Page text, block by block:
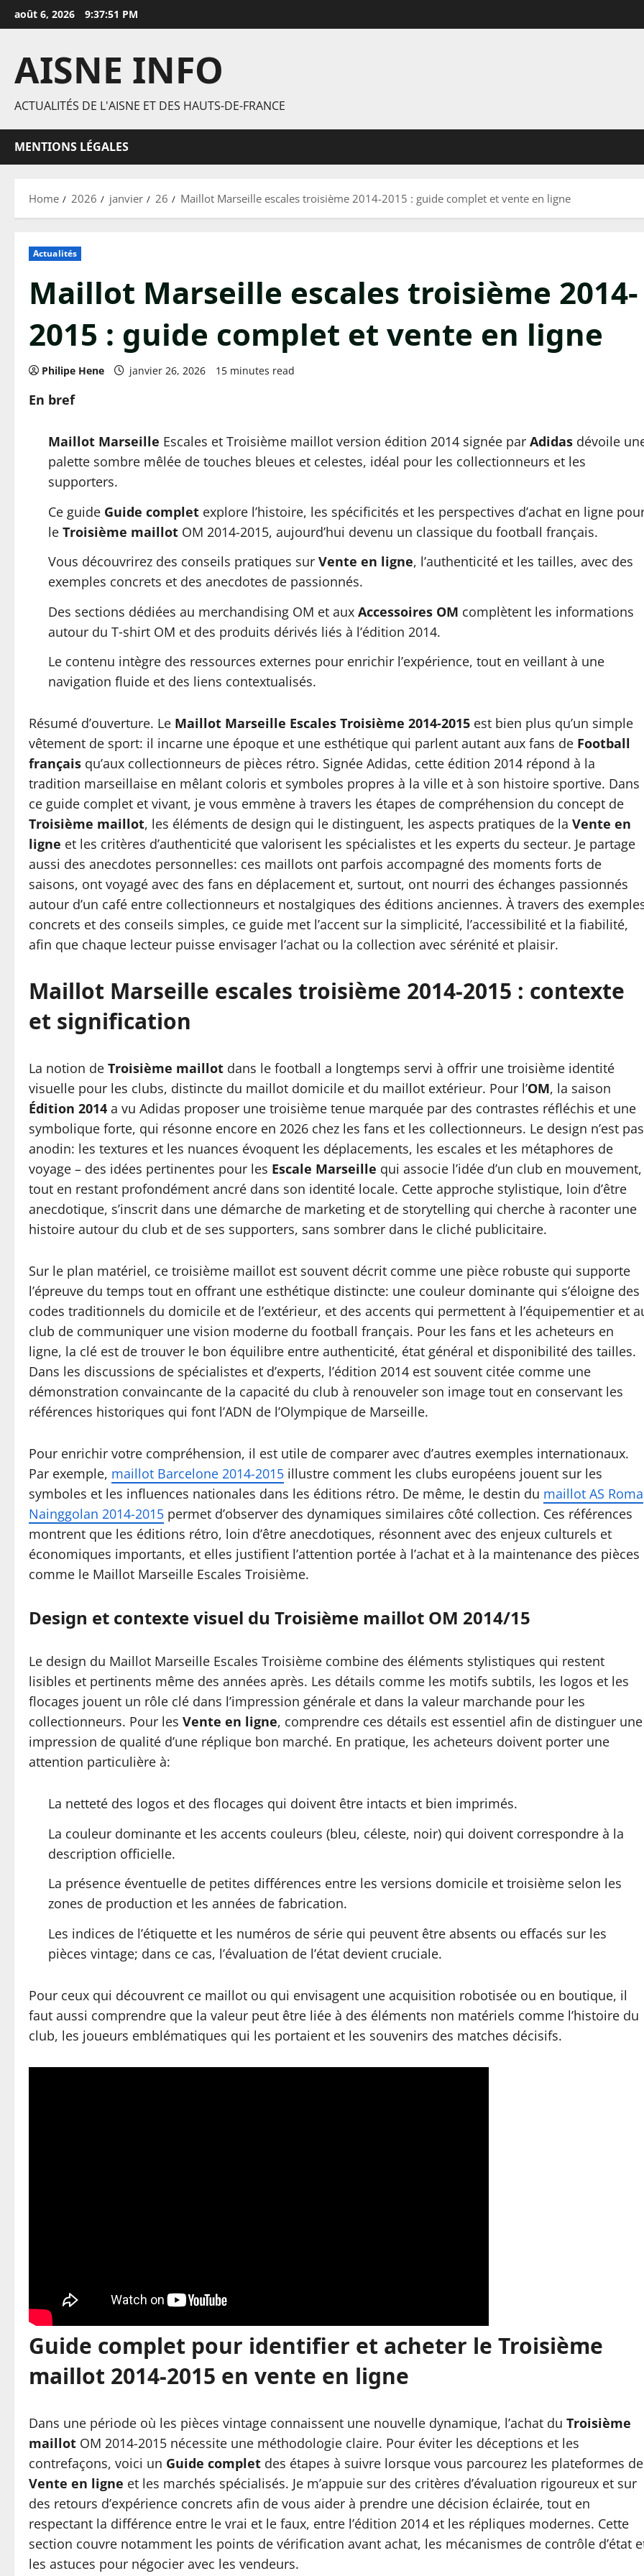
to
août 6, 2026 9:37:52 PM
AISNE INFO
ACTUALITÉS DE L'AISNE ET DES HAUTS-DE-FRANCE
MENTIONS LÉGALES
Home 2026 janvier 26 Maillot Marseille escales troisième 2014-2015 : guide complet et vente en ligne
Actualités
Maillot Marseille escales troisième 2014-
2015 : guide complet et vente en ligne
Philipe Hene janvier 26, 2026 15 minutes read
En bref
Maillot Marseille Escales et Troisième maillot version édition 2014 signée par Adidas dévoile
palette sombre mêlée de touches bleues et celestes, idéal pour les collectionneurs et les
supporters.
Ce guide Guide complet explore l’histoire, les spécificités et les perspectives d’achat en ligne
le Troisième maillot OM 2014-2015, aujourd’hui devenu un classique du football français.
Vous découvrirez des conseils pratiques sur Vente en ligne, l’authenticité et les tailles, avec des
exemples concrets et des anecdotes de passionnés.
Des sections dédiées au merchandising OM et aux Accessoires OM complètent les informations
autour du T‑shirt OM et des produits dérivés liés à l’édition 2014.
Le contenu intègre des ressources externes pour enrichir l’expérience, tout en veillant à une
navigation fluide et des liens contextualisés.
Résumé d’ouverture. Le Maillot Marseille Escales Troisième 2014-2015 est bien plus qu’un simple
vêtement de sport: il incarne une époque et une esthétique qui parlent autant aux fans de Football
français qu’aux collectionneurs de pièces rétro. Signée Adidas, cette édition 2014 répond à la
tradition marseillaise en mêlant coloris et symboles propres à la ville et à son histoire sportive. Dans
ce guide complet et vivant, je vous emmène à travers les étapes de compréhension du concept de
Troisième maillot, les éléments de design qui le distinguent, les aspects pratiques de la Vente en
ligne et les critères d’authenticité que valorisent les spécialistes et les experts du secteur. Je partage
aussi des anecdotes personnelles: ces maillots ont parfois accompagné des moments forts de
saisons, ont voyagé avec des fans en déplacement et, surtout, ont nourri des échanges passionnés
autour d’un café entre collectionneurs et nostalgiques des éditions anciennes. À travers des
concrets et des conseils simples, ce guide met l’accent sur la simplicité, l’accessibilité et la fiabilité,
afin que chaque lecteur puisse envisager l’achat ou la collection avec sérénité et plaisir.
Maillot Marseille escales troisième 2014-2015 : contexte
et signification
La notion de Troisième maillot dans le football a longtemps servi à offrir une troisième identité
visuelle pour les clubs, distincte du maillot domicile et du maillot extérieur. Pour l’OM, la saison
Édition 2014 a vu Adidas proposer une troisième tenue marquée par des contrastes réfléchis et une
symbolique forte, qui résonne encore en 2026 chez les fans et les collectionneurs. Le design n’est pas
anodin: les textures et les nuances évoquent les déplacements, les escales et les métaphores de
voyage – des idées pertinentes pour les Escale Marseille qui associe l’idée d’un club en mouvement,
tout en restant profondément ancré dans son identité locale. Cette approche stylistique, loin d’être
anecdotique, s’inscrit dans une démarche de marketing et de storytelling qui cherche à raconter une
histoire autour du club et de ses supporters, sans sombrer dans le cliché publicitaire.
Sur le plan matériel, ce troisième maillot est souvent décrit comme une pièce robuste qui supporte
l’épreuve du temps tout en offrant une esthétique distincte: une couleur dominante qui s’éloigne des
codes traditionnels du domicile et de l’extérieur, et des accents qui permettent à l’équipementier et
club de communiquer une vision moderne du football français. Pour les fans et les acheteurs en
ligne, la clé est de trouver le bon équilibre entre authenticité, état général et disponibilité des tailles.
Dans les discussions de spécialistes et d’experts, l’édition 2014 est souvent citée comme une
démonstration convaincante de la capacité du club à renouveler son image tout en conservant les
références historiques qui font l’ADN de l’Olympique de Marseille.
Pour enrichir votre compréhension, il est utile de comparer avec d’autres exemples internationaux.
Par exemple, maillot Barcelone 2014-2015 illustre comment les clubs européens jouent sur les
symboles et les influences nationales dans les éditions rétro. De même, le destin du maillot AS Roma
Nainggolan 2014-2015 permet d’observer des dynamiques similaires côté collection. Ces références
montrent que les éditions rétro, loin d’être anecdotiques, résonnent avec des enjeux culturels et
économiques importants, et elles justifient l’attention portée à l’achat et à la maintenance des pièces
comme le Maillot Marseille Escales Troisième.
Design et contexte visuel du Troisième maillot OM 2014/15
Le design du Maillot Marseille Escales Troisième combine des éléments stylistiques qui restent
lisibles et pertinents même des années après. Les détails comme les motifs subtils, les logos et les
flocages jouent un rôle clé dans l’impression générale et dans la valeur marchande pour les
collectionneurs. Pour les Vente en ligne, comprendre ces détails est essentiel afin de distinguer une
impression de qualité d’une réplique bon marché. En pratique, les acheteurs doivent porter une
attention particulière à:
La netteté des logos et des flocages qui doivent être intacts et bien imprimés.
La couleur dominante et les accents couleurs (bleu, céleste, noir) qui doivent correspondre à la
description officielle.
La présence éventuelle de petites différences entre les versions domicile et troisième selon les
zones de production et les années de fabrication.
Les indices de l’étiquette et les numéros de série qui peuvent être absents ou effacés sur les
pièces vintage; dans ce cas, l’évaluation de l’état devient cruciale.
Pour ceux qui découvrent ce maillot ou qui envisagent une acquisition robotisée ou en boutique, il
faut aussi comprendre que la valeur peut être liée à des éléments non matériels comme l’histoire du
club, les joueurs emblématiques qui les portaient et les souvenirs des matches décisifs.
Guide complet pour identifier et acheter le Troisième
maillot 2014-2015 en vente en ligne
Dans une période où les pièces vintage connaissent une nouvelle dynamique, l’achat du Troisième
maillot OM 2014-2015 nécessite une méthodologie claire. Pour éviter les déceptions et les
contrefaçons, voici un Guide complet des étapes à suivre lorsque vous parcourez les plateformes de
Vente en ligne et les marchés spécialisés. Je m’appuie sur des critères d’évaluation rigoureux et sur
des retours d’expérience concrets afin de vous aider à prendre une décision éclairée, tout en
respectant la différence entre le vrai et le faux, entre l’édition 2014 et les répliques modernes. Cette
section couvre notamment les points de vérification avant achat, les mécanismes de contrôle d’état
les astuces pour négocier avec les vendeurs.